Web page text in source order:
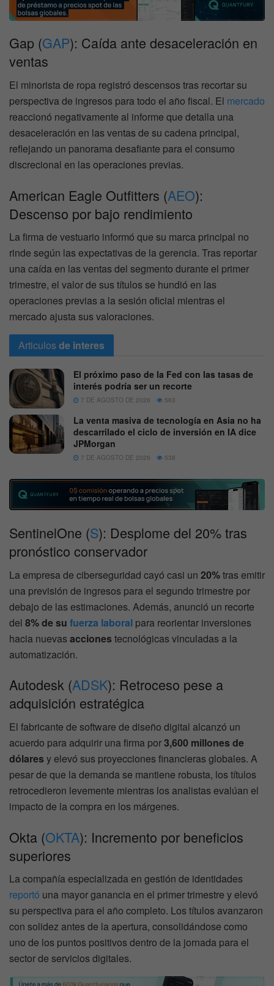
Gap (GAP): Caída ante desaceleración en
ventas
El minorista de ropa registró descensos tras recortar su
perspectiva de ingresos para todo el año fiscal. El mercado
reaccionó negativamente al informe que detalla una
desaceleración en las ventas de su cadena principal,
reflejando un panorama desafiante para el consumo
discrecional en las operaciones previas.
American Eagle Outfitters (AEO):
Descenso por bajo rendimiento
La firma de vestuario informó que su marca principal no
rinde según las expectativas de la gerencia. Tras reportar
una caída en las ventas del segmento durante el primer
trimestre, el valor de sus títulos se hundió en las
operaciones previas a la sesión oficial mientras el
mercado ajusta sus valoraciones.
Articulosde interes
El próximo paso de la Fed con las tasas de
interés podría ser un recorte
7 DE AGOSTO DE 2026 563
La venta masiva de tecnología en Asia no ha
descarrilado el ciclo de inversión en IA dice
JPMorgan
7 DE AGOSTO DE 2026 538
SentinelOne (S): Desplome del 20% tras
pronóstico conservador
La empresa de ciberseguridad cayó casi un 20%tras emitir
una previsión de ingresos para el segundo trimestre por
debajo de las estimaciones. Además, anunció un recorte
del 8% de su fuerza laboral para reorientar inversiones
hacia nuevasacciones tecnológicas vinculadas a la
automatización.
Autodesk (ADSK): Retroceso pese a
adquisición estratégica
El fabricante de software de diseño digital alcanzó un
acuerdo para adquirir una firma por3,600 millones de
dólares y elevó sus proyecciones financieras globales. A
pesar de que la demanda se mantiene robusta, los títulos
retrocedieron levemente mientras los analistas evalúan el
impacto de la compra en los márgenes.
Okta (OKTA): Incremento por beneficios
superiores
La compañía especializada en gestión de identidades
reportó una mayor ganancia en el primer trimestre y elevó
su perspectiva para el año completo. Los títulos avanzaron
con solidez antes de la apertura, consolidándose como
uno de los puntos positivos dentro de la jornada para el
sector de servicios digitales.